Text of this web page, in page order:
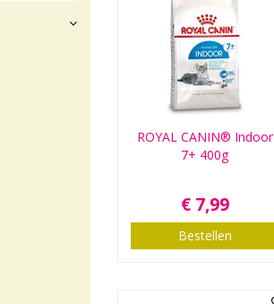
ROYAL CANIN® Indoor
7+ 400g
€ 7,99
Bestellen